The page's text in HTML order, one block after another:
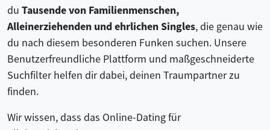
du Tausende von Familienmenschen,
Alleinerziehenden und ehrlichen Singles, die genau wie
du nach diesem besonderen Funken suchen. Unsere
Benutzerfreundliche Plattform und maßgeschneiderte
Suchfilter helfen dir dabei, deinen Traumpartner zu
finden.
Wir wissen, dass das Online-Dating für